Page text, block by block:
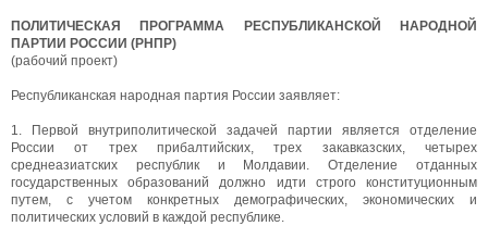
ПОЛИТИЧЕСКАЯ ПРОГРАММА РЕСПУБЛИКАНСКОЙ НАРОДНОЙ
ПАРТИИ РОССИИ (РНПР)
(рабочий проект)
Республиканская народная партия России заявляет:
1. Первой внутриполитической задачей партии является отделение
России от трех прибалтийских, трех закавказских, четырех
среднеазиатских республик и Молдавии. Отделение отданных
государственных образований должно идти строго конституционным
путем, с учетом конкретных демографических, экономических и
политических условий в каждой республике.